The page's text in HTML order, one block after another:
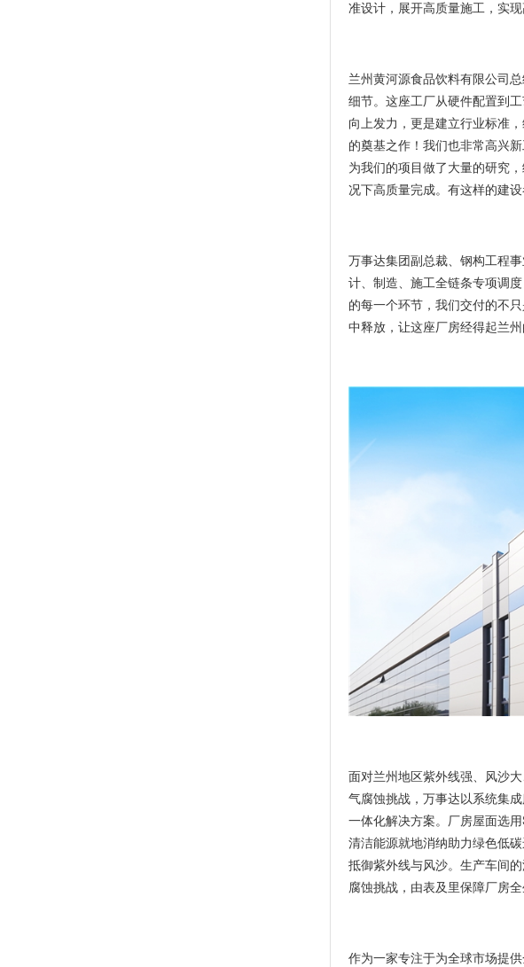
准设计，展开高质量施工，实
兰州黄河源食品饮料有限公司
细节。这座工厂从硬件配置到
向上发力，更是建立行业标准
的奠基之作！我们也非常高兴
为我们的项目做了大量的研究
况下高质量完成。有这样的建
万事达集团副总裁、钢构工程
计、制造、施工全链条专项调
的每一个环节，我们交付的不
中释放，让这座厂房经得起兰
面对兰州地区紫外线强、风沙
气腐蚀挑战，万事达以系统集
一体化解决方案。厂房屋面选
清洁能源就地消纳助力绿色低
抵御紫外线与风沙。生产车间
腐蚀挑战，由表及里保障厂房全
作为一家专注于为全球市场提